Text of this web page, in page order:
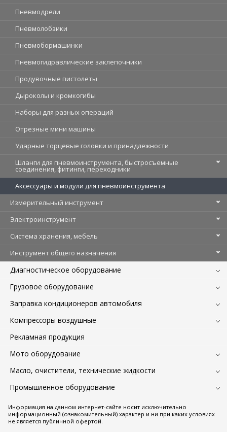
Пневмодрели
Пневмолобзики
Пневмобормашинки
Пневмогидравлические заклепочники
Продувочные пистолеты
Дыроколы и кромкогибы
Наборы для разных операций
Отрезные мини машины
Ударные торцевые головки и принадлежности
Шланги для пневмоинструмента, быстросъемные
соединения, фитинги, переходники
Аксессуары и модули для пневмоинструмента
Измерительный инструмент
Электроинструмент
Система хранения, мебель
Инструмент общего назначения
Диагностическое оборудование
Грузовое оборудование
Заправка кондиционеров автомобиля
Компрессоры воздушные
Рекламная продукция
Мото оборудование
Масло, очистители, технические жидкости
Промышленное оборудование
Информация на данном интернет-сайте носит исключительно
информационный (ознакомительный) характер и ни при каких условиях
не является публичной офертой.